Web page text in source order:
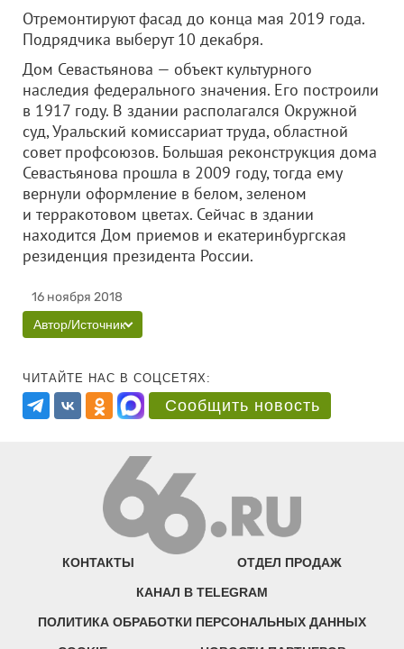
Отремонтируют фасад до конца мая 2019 года.
Подрядчика выберут 10 декабря.
Дом Севастьянова — объект культурного
наследия федерального значения. Его построили
в 1917 году. В здании располагался Окружной
суд, Уральский комиссариат труда, областной
совет профсоюзов. Большая реконструкция дома
Севастьянова прошла в 2009 году, тогда ему
вернули оформление в белом, зеленом
и терракотовом цветах. Сейчас в здании
находится Дом приемов и екатеринбургская
резиденция президента России.
16 ноября 2018
Автор/Источник
ЧИТАЙТЕ НАС В СОЦСЕТЯХ:
Сообщить новость
КОНТАКТЫ ОТДЕЛ ПРОДАЖ
КАНАЛ В TELEGRAM
ПОЛИТИКА ОБРАБОТКИ ПЕРСОНАЛЬНЫХ ДАННЫХ